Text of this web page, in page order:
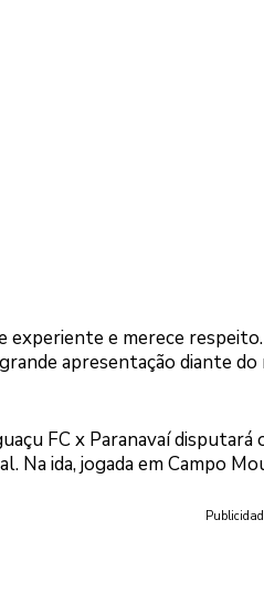
experiente e merece
apresentação diante
FC x Paranavaí
Na ida, jogada em Campo